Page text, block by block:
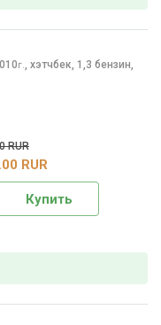
г., хэтчбек, 1,3 бензин,
RUR
RUR
Купить